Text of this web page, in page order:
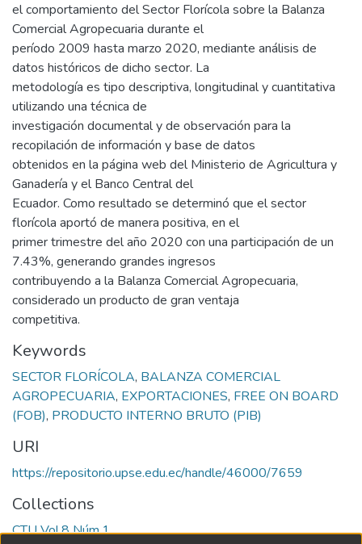
el comportamiento del Sector Florícola sobre la Balanza
Comercial Agropecuaria durante el
período 2009 hasta marzo 2020, mediante análisis de
datos históricos de dicho sector. La
metodología es tipo descriptiva, longitudinal y cuantitativa
utilizando una técnica de
investigación documental y de observación para la
recopilación de información y base de datos
obtenidos en la página web del Ministerio de Agricultura y
Ganadería y el Banco Central del
Ecuador. Como resultado se determinó que el sector
florícola aportó de manera positiva, en el
primer trimestre del año 2020 con una participación de un
7.43%, generando grandes ingresos
contribuyendo a la Balanza Comercial Agropecuaria,
considerado un producto de gran ventaja
competitiva.
Keywords
SECTOR FLORÍCOLA, BALANZA COMERCIAL
AGROPECUARIA, EXPORTACIONES, FREE ON BOARD
(FOB), PRODUCTO INTERNO BRUTO (PIB)
URI
https://repositorio.upse.edu.ec/handle/46000/7659
Collections
CTU Vol.8 Núm.1